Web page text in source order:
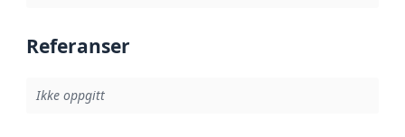
Referanser
Ikke oppgitt